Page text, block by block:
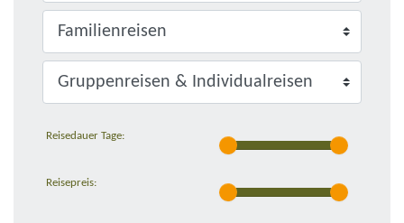
Reisedauer Tage:
Reisepreis: